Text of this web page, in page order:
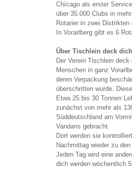
Chícago als erster
über 35.000 Clubs in
Rotarier in zwei
In Vorarlberg gibt es 6
Über Tischlein deck dich
Der Verein Tischlein
Menschen in ganz
deren Verpackung
überschritten wurde.
Etwa 25 bis 30 Tonnen
zunächst von mehr als
Süddeutschland am
Vandans gebracht.
Dort werden sie
Nachmittag wieder zu
Jeden Tag wird eine
dich werden wöchentlich